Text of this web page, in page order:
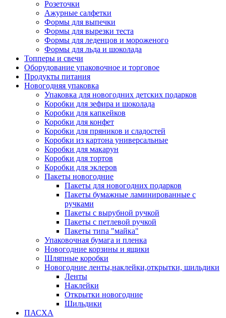
Розеточки
Ажурные салфетки
Формы для выпечки
Формы для вырезки теста
Формы для леденцов и мороженого
Формы для льда и шоколада
Топперы и свечи
Оборудование упаковочное и торговое
Продукты питания
Новогодняя упаковка
Упаковка для новогодних детских подарков
Коробки для зефира и шоколада
Коробки для капкейков
Коробки для конфет
Коробки для пряников и сладостей
Коробки из картона универсальные
Коробки для макарун
Коробки для тортов
Коробки для эклеров
Пакеты новогодние
Пакеты для новогодних подарков
Пакеты бумажные ламинированные с
ручками
Пакеты с вырубной ручкой
Пакеты с петлевой ручкой
Пакеты типа "майка"
Упаковочная бумага и пленка
Новогодние корзины и ящики
Шляпные коробки
Новогодние ленты,наклейки,открытки, шильдики
Ленты
Наклейки
Открытки новогодние
Шильдики
ПАСХА